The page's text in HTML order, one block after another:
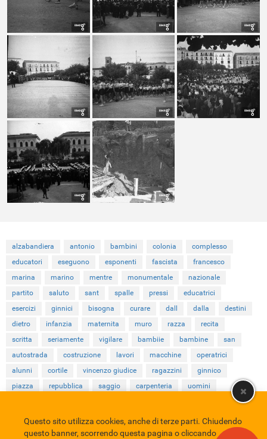
alzabandiera antonio bambini colonia
complesso
educatori
eseguono esponenti fascista
francesco
marina
marino mentre monumentale
nazionale
partito
saluto sant spalle pressi
educatrici
esercizi
ginnici bisogna curare dall dalla
destini
dietro
infanzia maternita muro razza
recita
scritta
seriamente vigilare bambiie bambine
san
autostrada
costruzione lavori macchine
operatrici
alunni
cortile vincenzo giudice ragazzini
ginnico
piazza
repubblica saggio carpenteria uomini
Comune di Eboli Servizio Bibliotecario Nazionale Privacy policy
Questo sito utilizza cookies, anche di terze parti. Chiudendo
questo banner, scorrendo questa pagina o cliccando